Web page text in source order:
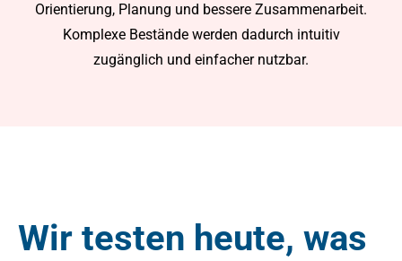
Orientierung, Planung und bessere Zusammenarbeit.
Komplexe Bestände werden dadurch intuitiv
zugänglich und einfacher nutzbar.
Wir testen heute, was